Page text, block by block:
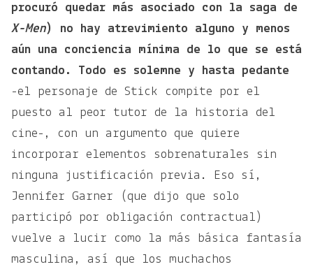
procuró quedar más asociado con la saga de
X-Men) no hay atrevimiento alguno y menos
aún una conciencia mínima de lo que se está
contando. Todo es solemne y hasta pedante
-el personaje de Stick compite por el
puesto al peor tutor de la historia del
cine-, con un argumento que quiere
incorporar elementos sobrenaturales sin
ninguna justificación previa. Eso sí,
Jennifer Garner (que dijo que solo
participó por obligación contractual)
vuelve a lucir como la más básica fantasía
masculina, así que los muchachos